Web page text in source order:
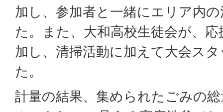
加し、参加者と一緒にエリア内
た。また、大和高校生徒会が、
加し、清掃活動に加えて大会ス
た。
計量の結果、集められたごみの